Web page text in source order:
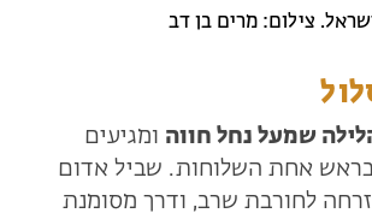
שמעל נחל חווה ומגיעים
אחת השלוחות. שביל אדום
לחורבת שרב, ודרך מסומנת